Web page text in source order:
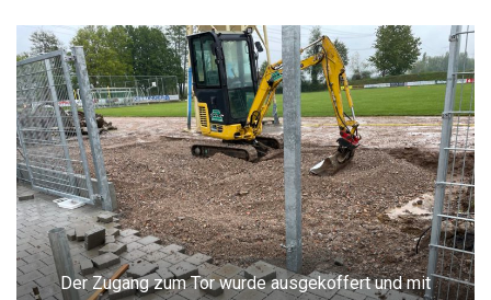
Der Zugang zum Tor wurde ausgekoffert und mit